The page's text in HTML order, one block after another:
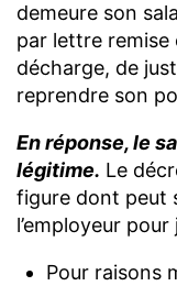
demeure son
par lettre
décharge, de
reprendre son
En réponse, le
légitime. Le
figure dont peut
l’employeur
Pour raisons